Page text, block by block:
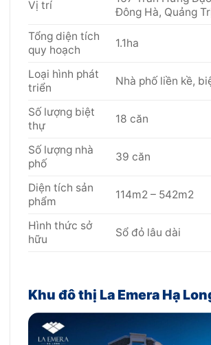
Vị trí
Đông Hà, Quảng
Tổng diện tích
quy hoạch
1.1ha
Loại hình phát
triển
Nhà phố liền kề,
Số lượng biệt
thự
18 căn
Số lượng nhà
phố
39 căn
Diện tích sản
phẩm
114m2 – 542m2
Hình thức sở
hữu
Sổ đỏ lâu dài
Khu đô thị La Emera Hạ